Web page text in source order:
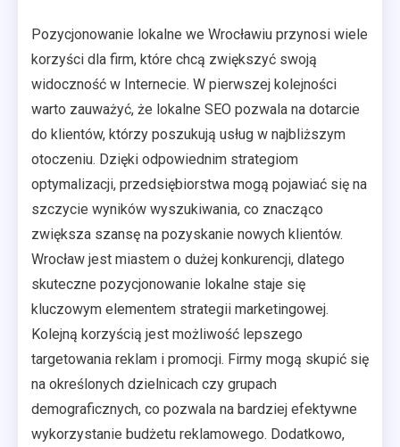
Pozycjonowanie lokalne we Wrocławiu przynosi wiele
korzyści dla firm, które chcą zwiększyć swoją
widoczność w Internecie. W pierwszej kolejności
warto zauważyć, że lokalne SEO pozwala na dotarcie
do klientów, którzy poszukują usług w najbliższym
otoczeniu. Dzięki odpowiednim strategiom
optymalizacji, przedsiębiorstwa mogą pojawiać się na
szczycie wyników wyszukiwania, co znacząco
zwiększa szansę na pozyskanie nowych klientów.
Wrocław jest miastem o dużej konkurencji, dlatego
skuteczne pozycjonowanie lokalne staje się
kluczowym elementem strategii marketingowej.
Kolejną korzyścią jest możliwość lepszego
targetowania reklam i promocji. Firmy mogą skupić się
na określonych dzielnicach czy grupach
demograficznych, co pozwala na bardziej efektywne
wykorzystanie budżetu reklamowego. Dodatkowo,